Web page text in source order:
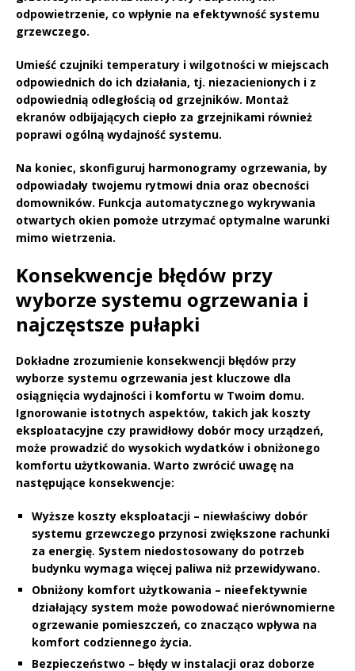
odpowietrzenie, co wpłynie na efektywność systemu
grzewczego.
Umieść czujniki temperatury i wilgotności w miejscach
odpowiednich do ich działania, tj. niezacienionych i z
odpowiednią odległością od grzejników. Montaż
ekranów odbijających ciepło za grzejnikami również
poprawi ogólną wydajność systemu.
Na koniec, skonfiguruj harmonogramy ogrzewania, by
odpowiadały twojemu rytmowi dnia oraz obecności
domowników. Funkcja automatycznego wykrywania
otwartych okien pomoże utrzymać optymalne warunki
mimo wietrzenia.
Konsekwencje błędów przy
wyborze systemu ogrzewania i
najczęstsze pułapki
Dokładne zrozumienie konsekwencji błędów przy
wyborze systemu ogrzewania jest kluczowe dla
osiągnięcia wydajności i komfortu w Twoim domu.
Ignorowanie istotnych aspektów, takich jak koszty
eksploatacyjne czy prawidłowy dobór mocy urządzeń,
może prowadzić do wysokich wydatków i obniżonego
komfortu użytkowania. Warto zwrócić uwagę na
następujące konsekwencje:
Wyższe koszty eksploatacji – niewłaściwy dobór
systemu grzewczego przynosi zwiększone rachunki
za energię. System niedostosowany do potrzeb
budynku wymaga więcej paliwa niż przewidywano.
Obniżony komfort użytkowania – nieefektywnie
działający system może powodować nierównomierne
ogrzewanie pomieszczeń, co znacząco wpływa na
komfort codziennego życia.
Bezpieczeństwo – błędy w instalacji oraz doborze